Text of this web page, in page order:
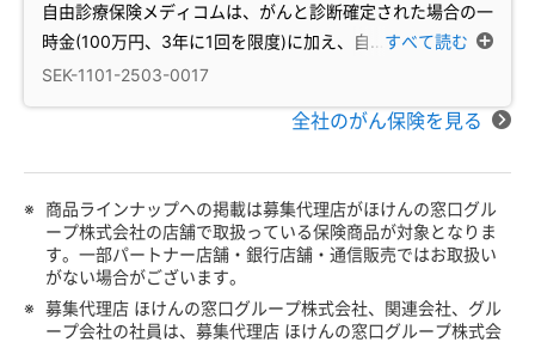
自由診療保険メディコムは、がんと診断確定された場合の一
時金(100万円、3年に1回を限度)に加え、自… すべて読む
SEK-1101-2503-0017
全社のがん保険を見る
※
商品ラインナップへの掲載は募集代理店がほけんの窓口グル
ープ株式会社の店舗で取扱っている保険商品が対象となりま
す。一部パートナー店舗・銀行店舗・通信販売ではお取扱い
がない場合がございます。
※ 募集代理店 ほけんの窓口グループ株式会社、関連会社、グル
ープ会社の社員は、募集代理店 ほけんの窓口グループ株式会